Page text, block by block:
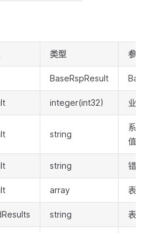
类型 参数
BaseRspResult
integer(int32) 业务
string
系统
值
string 错误
array 表单
string 表单